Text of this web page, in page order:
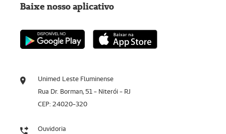
Unimed Leste Fluminense
Rua Dr. Borman, 51 - Niterói - RJ
CEP: 24020-320
Ouvidoria
Baixe nosso aplicativo